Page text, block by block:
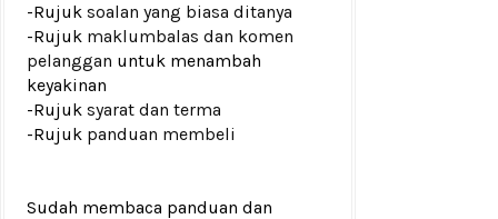
-Rujuk soalan yang biasa ditanya
-Rujuk maklumbalas dan komen
pelanggan untuk menambah
keyakinan
-Rujuk syarat dan terma
-Rujuk panduan membeli
Sudah membaca panduan dan